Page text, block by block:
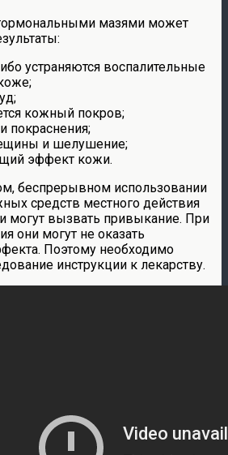
мазями может
устраняются воспалительные
кожный покров;
покраснения;
и шелушение;
эффект кожи.
беспрерывном использовании
средств местного действия
могут вызвать привыкание. При
они могут не оказать
Поэтому необходимо
инструкции к лекарству.